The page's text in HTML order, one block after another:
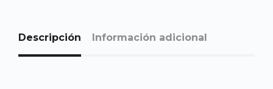
Descripción Información adicional